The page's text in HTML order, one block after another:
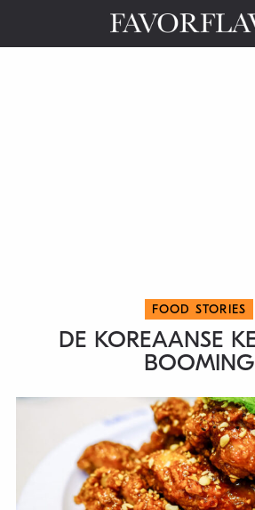
FOOD STORIES
DE KOREAANSE
BOOMING